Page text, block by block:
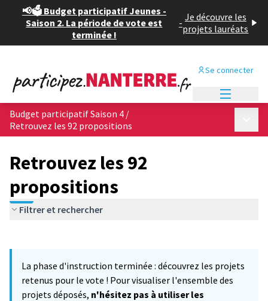
📢🗳️ Budget participatif Jeunes -
Saison 2. La période de vote est
terminée !
- Je découvre les
projets lauréats
Se connecter
Budget participatif Saison 4 /
Retrouvez les 92 propositions
Retrouvez les 92
propositions
Filtrer et rechercher
−
La phase d'instruction terminée : découvrez les projets
retenus pour le vote ! Pour visualiser l'ensemble des
projets déposés, n'hésitez pas à utiliser les